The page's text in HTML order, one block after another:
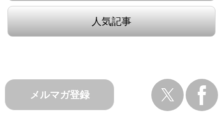
人気記事
メルマガ登録